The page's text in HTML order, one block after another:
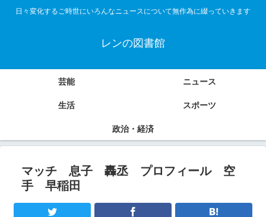
日々変化するご時世にいろんなニュースについて無作為に綴っていきます
レンの図書館
芸能
ニュース
生活
スポーツ
政治・経済
マッチ 息子 轟丞 プロフィール 空
手 早稲田